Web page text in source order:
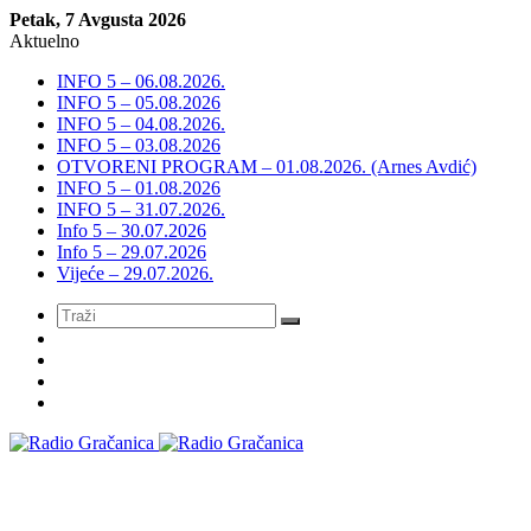
Petak, 7 Avgusta 2026
Aktuelno
INFO 5 – 06.08.2026.
INFO 5 – 05.08.2026
INFO 5 – 04.08.2026.
INFO 5 – 03.08.2026
OTVORENI PROGRAM – 01.08.2026. (Arnes Avdić)
INFO 5 – 01.08.2026
INFO 5 – 31.07.2026.
Info 5 – 30.07.2026
Info 5 – 29.07.2026
Vijeće – 29.07.2026.
Meni